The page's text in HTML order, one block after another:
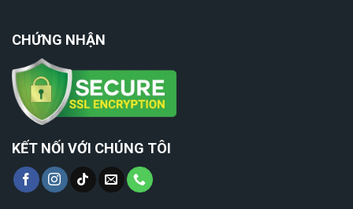
CHỨNG NHẬN
KẾT NỐI VỚI CHÚNG TÔI